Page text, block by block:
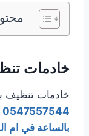
خادمات
خادمات تنظيف
0547557544
بالساعة في ام